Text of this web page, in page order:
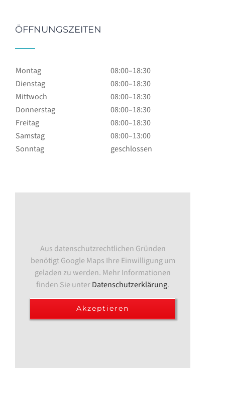
ÖFFNUNGSZEITEN
Montag
08:00–18:30
Dienstag
08:00–18:30
Mittwoch
08:00–18:30
Donnerstag
08:00–18:30
Freitag
08:00–18:30
Samstag
08:00–13:00
Sonntag
geschlossen
Aus datenschutzrechtlichen Gründen
benötigt Google Maps Ihre Einwilligung um
geladen zu werden. Mehr Informationen
finden Sie unterDatenschutzerklärung.
Akzeptieren